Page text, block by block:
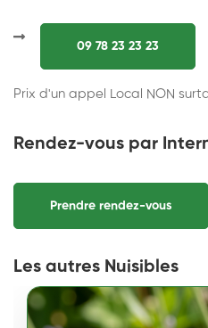
09 78 23 23 23
Prix d'un appel Local NON
Rendez-vous par
Prendre rendez-vous
Les autres Nuisibles